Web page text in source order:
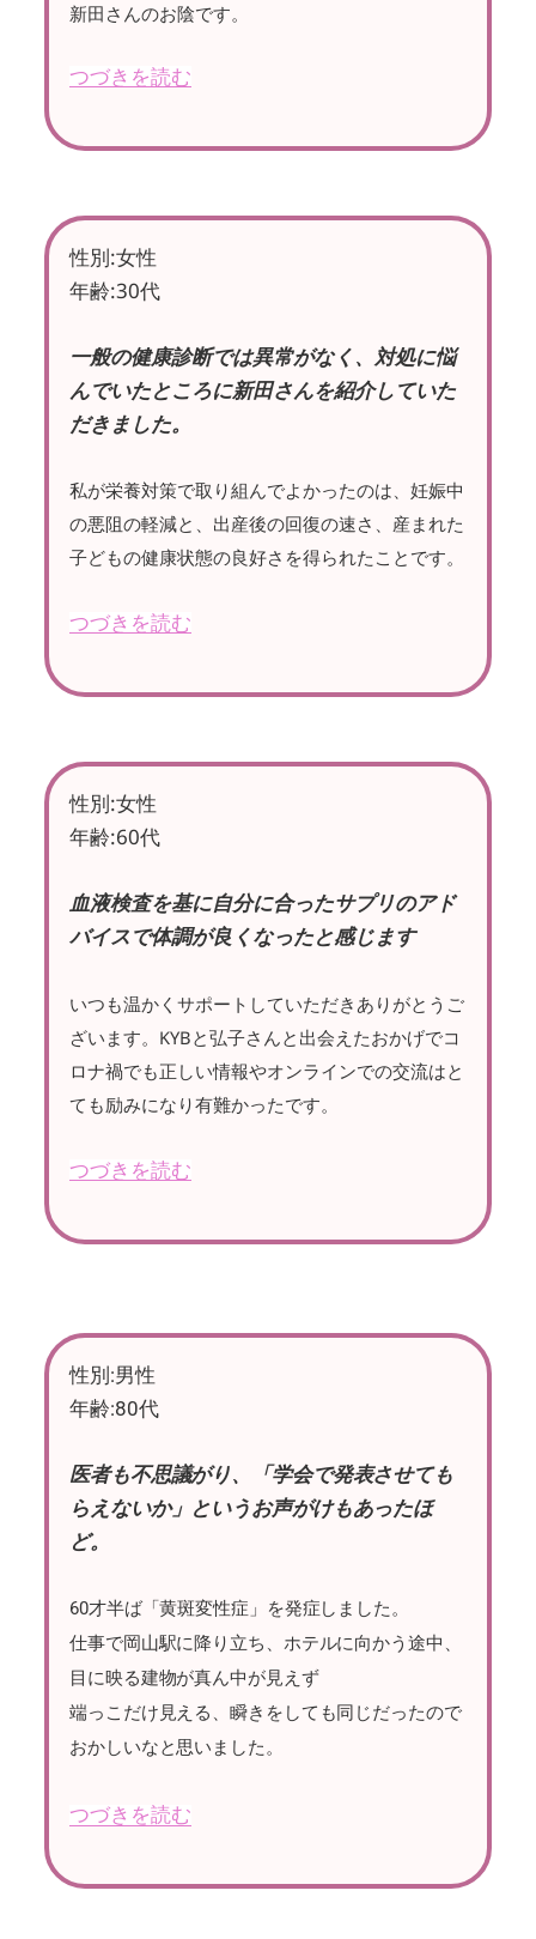
新田さんのお陰です。
つづきを読む
性別:女性
年齢:30代
一般の健康診断では異常がなく、対処に悩
んでいたところに新田さんを紹介していた
だきました。
私が栄養対策で取り組んでよかったのは、妊娠中
の悪阻の軽減と、 出産後の回復の速さ、 産まれた
子どもの健康状態の良好さを得られたことです。
つづきを読む
性別:女性
年齢:60代
血液検査を基に自分に合ったサプリのアド
バイスで体調が良くなったと感じます
いつも温かくサポートしていただきありがとうご
ざいます。KYBと弘子さんと出会えたおかげでコ
ロナ禍でも正しい情報やオンラインでの交流はと
ても励みになり有難かったです。
つづきを読む
性別 :男性
年齢:80代
医者も不思議がり、「学会で発表させても
らえないか」というお声がけもあったほ
ど。
60才半ば「黄斑変性症」を発症しました。
仕事で岡山駅に降り立ち、ホテルに向かう途中、
目に映る建物が真ん中が見えず
端っこだけ見える、瞬きをしても同じだったので
おかしいなと思いました。
つづきを読む